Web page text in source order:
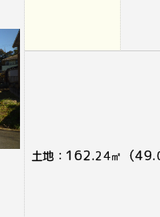
土地： 162.24㎡ （49.